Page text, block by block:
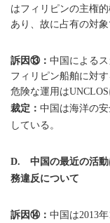
はフィリピンの主権
あり、故に占有の対象
訴因⑬： 中国による
フィリピン船舶に対
危険な運用はUNCLOS
裁定： 中国は海洋の
している。
D. 中国の最近の活
務違反について
訴因⑭： 中国は2013年